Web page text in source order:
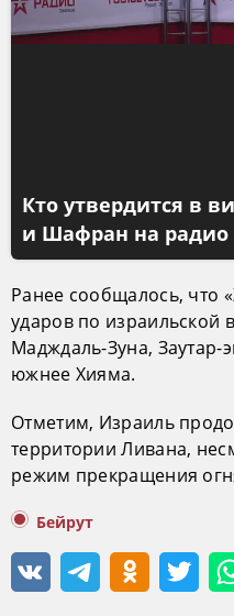
Кто утвердится в
и Шафран на радио
Ранее сообщалось, что
ударов по израильской
Мадждаль-Зуна,
южнее Хияма.
Отметим, Израиль
территории Ливана,
режим прекращения
Бейрут